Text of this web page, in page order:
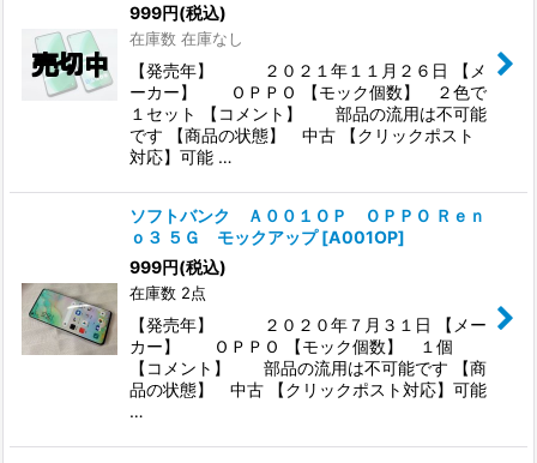
999円(税込)
在庫数 在庫なし
【発売年】 ２０２１年１１月２６日 【メ
ーカー】 ＯＰＰＯ 【モック個数】 ２色で
１セット 【コメント】 部品の流用は不可能
です 【商品の状態】 中古 【クリックポスト
対応】可能 …
ソフトバンク Ａ００１ＯＰ ＯＰＰＯ Ｒｅｎ
ｏ３ ５Ｇ モックアップ [A001OP]
999円(税込)
在庫数 2点
【発売年】 ２０２０年７月３１日 【メー
カー】 ＯＰＰＯ 【モック個数】 １個
【コメント】 部品の流用は不可能です 【商
品の状態】 中古 【クリックポスト対応】可能
…